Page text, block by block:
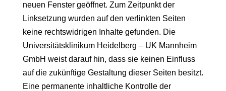
neuen Fenster geöffnet. Zum Zeitpunkt der
Linksetzung wurden auf den verlinkten Seiten
keine rechtswidrigen Inhalte gefunden. Die
Universitätsklinikum Heidelberg – UK Mannheim
GmbH weist darauf hin, dass sie keinen Einfluss
auf die zukünftige Gestaltung dieser Seiten besitzt.
Eine permanente inhaltliche Kontrolle der